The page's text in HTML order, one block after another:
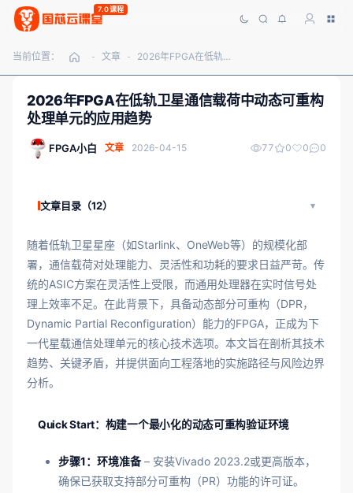
7.0课程
当前位置： - 文章 - 2026年FPGA在低轨卫星通信载荷中动态可重构处理单元的应用趋势
2026年FPGA在低轨卫星通信载荷中动态可重构
处理单元的应用趋势
FPGA小白 文章 2026-04-15 77 0 0 0
文章目录（12）
随着低轨卫星星座（如Starlink、OneWeb等）的规模化部
署，通信载荷对处理能力、灵活性和功耗的要求日益严苛。传
统的ASIC方案在灵活性上受限，而通用处理器在实时信号处
理上效率不足。在此背景下，具备动态部分可重构（DPR，
Dynamic Partial Reconfiguration）能力的FPGA，正成为下
一代星载通信处理单元的核心技术选项。本文旨在剖析其技术
趋势、关键矛盾，并提供面向工程落地的实施路径与风险边界
分析。
Quick Start：构建一个最小化的动态可重构验证环境
步骤1：环境准备– 安装Vivado 2023.2或更高版本，
确保已获取支持部分可重构（PR）功能的许可证。